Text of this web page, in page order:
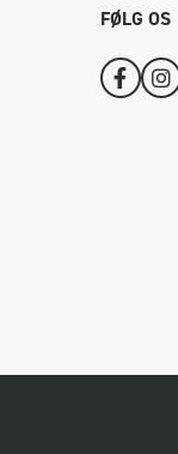
FØLG OS